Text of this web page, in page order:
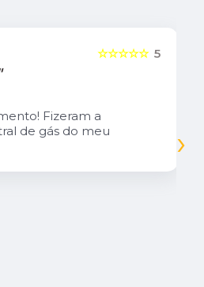
5
☆☆☆☆☆
Fizeram a
de gás do meu
›